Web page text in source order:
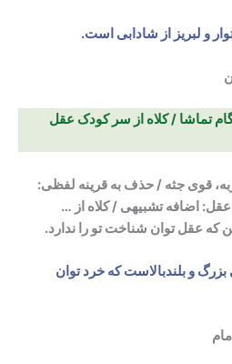
و لبریز از شادابی است.
تماشا / کلاه از سر کودک عقل
قوی جثه / حذف به قرینه لفظی:
اضافه تشبیهی / کلاه از …
که عقل توان شناخت تو را ندارد.
بزرگ و بلندبالاست که خرد توان